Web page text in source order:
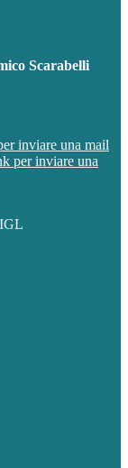
Scarabelli
inviare una mail
per inviare una